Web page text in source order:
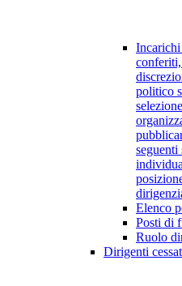
politico
Elenco
Posti di
Ruolo
Dirigenti